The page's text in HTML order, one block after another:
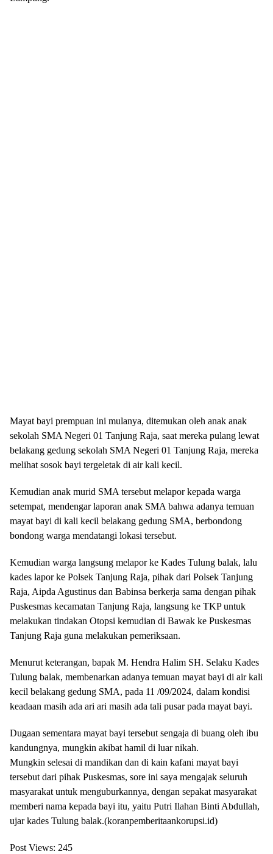
Mayat bayi prempuan ini mulanya, ditemukan oleh anak anak
sekolah SMA Negeri 01 Tanjung Raja, saat mereka pulang lewat
belakang gedung sekolah SMA Negeri 01 Tanjung Raja, mereka
melihat sosok bayi tergeletak di air kali kecil.
Kemudian anak murid SMA tersebut melapor kepada warga
setempat, mendengar laporan anak SMA bahwa adanya temuan
mayat bayi di kali kecil belakang gedung SMA, berbondong
bondong warga mendatangi lokasi tersebut.
Kemudian warga langsung melapor ke Kades Tulung balak, lalu
kades lapor ke Polsek Tanjung Raja, pihak dari Polsek Tanjung
Raja, Aipda Agustinus dan Babinsa berkerja sama dengan pihak
Puskesmas kecamatan Tanjung Raja, langsung ke TKP untuk
melakukan tindakan Otopsi kemudian di Bawak ke Puskesmas
Tanjung Raja guna melakukan pemeriksaan.
Menurut keterangan, bapak M. Hendra Halim SH. Selaku Kades
Tulung balak, membenarkan adanya temuan mayat bayi di air kali
kecil belakang gedung SMA, pada 11 /09/2024, dalam kondisi
keadaan masih ada ari ari masih ada tali pusar pada mayat bayi.
Dugaan sementara mayat bayi tersebut sengaja di buang oleh ibu
kandungnya, mungkin akibat hamil di luar nikah.
Mungkin selesai di mandikan dan di kain kafani mayat bayi
tersebut dari pihak Puskesmas, sore ini saya mengajak seluruh
masyarakat untuk menguburkannya, dengan sepakat masyarakat
memberi nama kepada bayi itu, yaitu Putri Ilahan Binti Abdullah,
ujar kades Tulung balak.(koranpemberitaankorupsi.id)
Post Views: 245